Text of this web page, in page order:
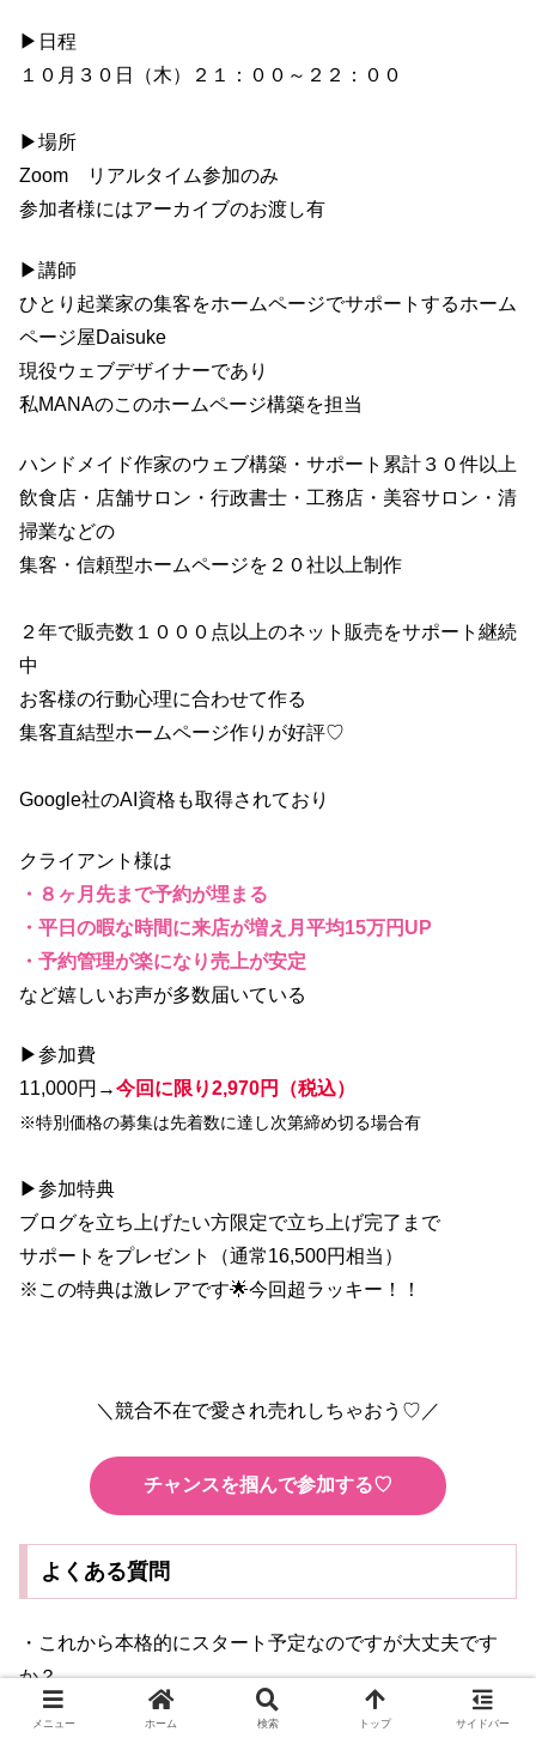
▶日程
１０月３０日（木）２１：００～２２：００
▶場所
Zoom リアルタイム参加のみ
参加者様にはアーカイブのお渡し有
▶講師
ひとり起業家の集客をホームページでサポートするホーム
ページ屋Daisuke
現役ウェブデザイナーであり
私MANAのこのホームページ構築を担当
ハンドメイド作家のウェブ構築・サポート累計３０件以上
飲食店・店舗サロン・行政書士・工務店・美容サロン・清
掃業などの
集客・信頼型ホームページを２０社以上制作
２年で販売数１０００点以上のネット販売をサポート継続
中
お客様の行動心理に合わせて作る
集客直結型ホームページ作りが好評♡
Google社のAI資格も取得されており
クライアント様は
・８ヶ月先まで予約が埋まる
・平日の暇な時間に来店が増え月平均15万円UP
・予約管理が楽になり売上が安定
など嬉しいお声が多数届いている
▶参加費
11,000円→今回に限り2,970円（税込）
※特別価格の募集は先着数に達し次第締め切る場合有
▶参加特典
ブログを立ち上げたい方限定で立ち上げ完了まで
サポートをプレゼント（通常16,500円相当）
※この特典は激レアです🌟今回超ラッキー！！
＼競合不在で愛され売れしちゃおう♡／
チャンスを掴んで参加する♡
よくある質問
・これから本格的にスタート予定なのですが大丈夫です
か？
→もちろんです♡むしろ最強タイミングです！！
メニュー ホーム 検索 トップ サイドバー